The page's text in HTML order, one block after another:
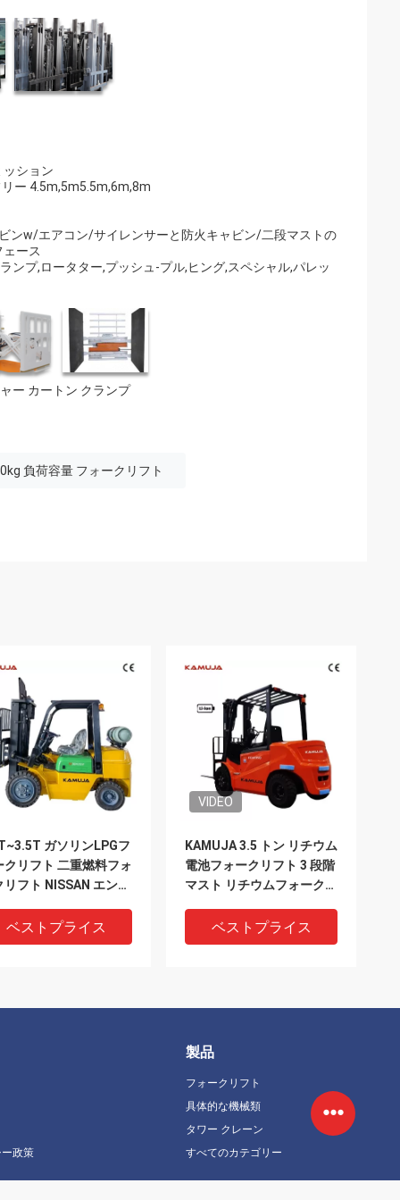
ション
ー 4.5m,5m5.5m,6m,8m
ンw/エアコン/サイレンサーと防火キャビン/二段マストの
ース
ンプ,ロータター,プッシュ-プル,ヒング,スペシャル,パレッ
ー カートン クランプ
負荷容量 フォークリフト
ガソリンLPGフ
クリフト 二重燃料フォ
リフト NISSAN エンジ
ベストプライス
VIDEO
KAMUJA 3.5 トン リチウム
電池フォークリフト 3 段階
マスト リチウムフォークリ
ベストプライス
3.5 トンのディーゼ
鉛酸電池 3000kgフォーク
政策
製品
フォークリフト
具体的な機械類
タワー クレーン
すべてのカテゴリー